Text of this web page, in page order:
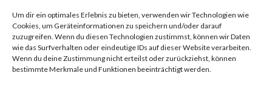
Um dir ein optimales Erlebnis zu bieten, verwenden wir Technologien wie
Cookies, um Geräteinformationen zu speichern und/oder darauf
zuzugreifen. Wenn du diesen Technologien zustimmst, können wir Daten
wie das Surfverhalten oder eindeutige IDs auf dieser Website verarbeiten.
Wenn du deine Zustimmung nicht erteilst oder zurückziehst, können
bestimmte Merkmale und Funktionen beeinträchtigt werden.
(GewissS)
ZVR: 746433059
Center for Teaching and Learning
Universitätsstr. 5